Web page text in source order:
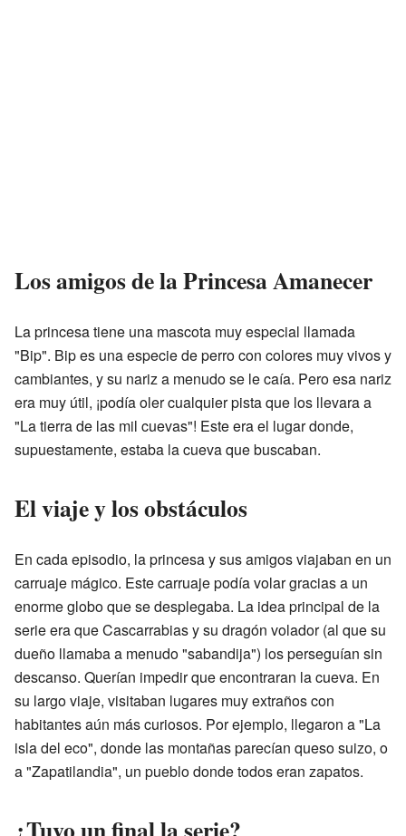
Los amigos de la Princesa Amanecer
La princesa tiene una mascota muy especial llamada
"Bip". Bip es una especie de perro con colores muy vivos y
cambiantes, y su nariz a menudo se le caía. Pero esa nariz
era muy útil, ¡podía oler cualquier pista que los llevara a
"La tierra de las mil cuevas"! Este era el lugar donde,
supuestamente, estaba la cueva que buscaban.
El viaje y los obstáculos
En cada episodio, la princesa y sus amigos viajaban en un
carruaje mágico. Este carruaje podía volar gracias a un
enorme globo que se desplegaba. La idea principal de la
serie era que Cascarrabias y su dragón volador (al que su
dueño llamaba a menudo "sabandija") los perseguían sin
descanso. Querían impedir que encontraran la cueva. En
su largo viaje, visitaban lugares muy extraños con
habitantes aún más curiosos. Por ejemplo, llegaron a "La
isla del eco", donde las montañas parecían queso suizo, o
a "Zapatilandia", un pueblo donde todos eran zapatos.